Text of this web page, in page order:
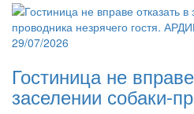
29/07/2026
Гостиница не
заселении собаки-